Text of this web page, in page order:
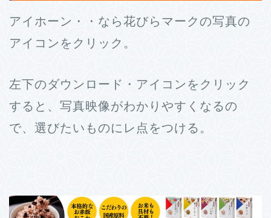
アイホーン・・なら花びらマークの写真の
アイコンをクリック。
左下のダウンロード・アイコンをクリック
すると、写真映像がわかりやすくなるの
で、選びたいものにレ点をつける。